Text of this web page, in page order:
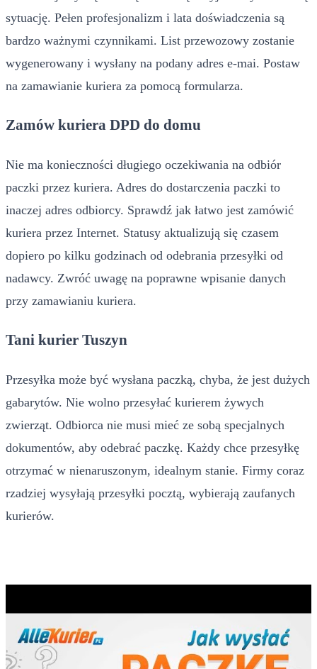
sytuację. Pełen profesjonalizm i lata doświadczenia są
bardzo ważnymi czynnikami. List przewozowy zostanie
wygenerowany i wysłany na podany adres e-mai. Postaw
na zamawianie kuriera za pomocą formularza.
Zamów kuriera DPD do domu
Nie ma konieczności długiego oczekiwania na odbiór
paczki przez kuriera. Adres do dostarczenia paczki to
inaczej adres odbiorcy. Sprawdź jak łatwo jest zamówić
kuriera przez Internet. Statusy aktualizują się czasem
dopiero po kilku godzinach od odebrania przesyłki od
nadawcy. Zwróć uwagę na poprawne wpisanie danych
przy zamawianiu kuriera.
Tani kurier Tuszyn
Przesyłka może być wysłana paczką, chyba, że jest dużych
gabarytów. Nie wolno przesyłać kurierem żywych
zwierząt. Odbiorca nie musi mieć ze sobą specjalnych
dokumentów, aby odebrać paczkę. Każdy chce przesyłkę
otrzymać w nienaruszonym, idealnym stanie. Firmy coraz
rzadziej wysyłają przesyłki pocztą, wybierają zaufanych
kurierów.